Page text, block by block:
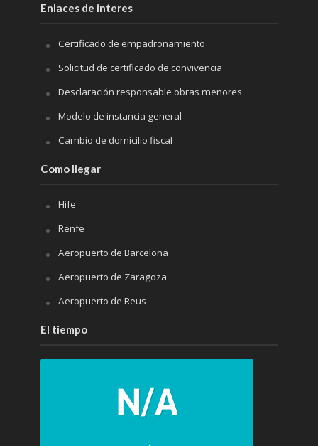
Enlaces de interes
Certificado de empadronamiento
Solicitud de certificado de convivencia
Desclaración responsable obras menores
Modelo de instancia general
Cambio de domicilio fiscal
Como llegar
Hife
Renfe
Aeropuerto de Barcelona
Aeropuerto de Zaragoza
Aeropuerto de Reus
El tiempo